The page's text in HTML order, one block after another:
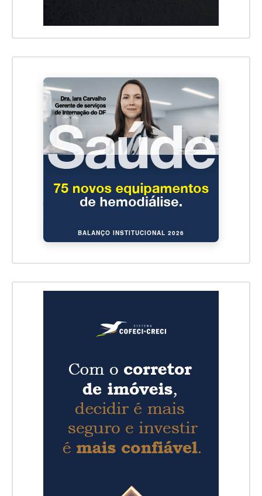
BALANÇO INSTITUCIONAL 2026